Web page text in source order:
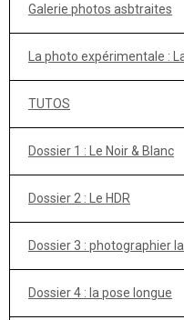
Galerie photos asbtraites
La photo expérimentale :
TUTOS
Dossier 1 : Le Noir & Blanc
Dossier 2 : Le HDR
Dossier 3 : photographier
Dossier 4 : la pose longue